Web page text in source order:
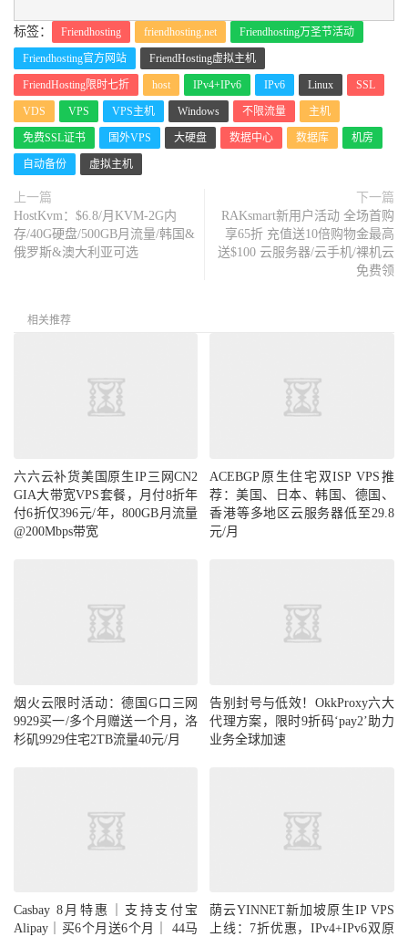
标签： Friendhosting friendhosting.net Friendhosting万圣节活动
Friendhosting官方网站 FriendHosting虚拟主机
FriendHosting限时七折 host IPv4+IPv6 IPv6 Linux SSL
VDS VPS VPS主机 Windows 不限流量 主机
免费SSL证书 国外VPS 大硬盘 数据中心 数据库 机房
自动备份 虚拟主机
上一篇
HostKvm：$6.8/月KVM-2G内
存/40G硬盘/500GB月流量/韩国&
俄罗斯&澳大利亚可选
下一篇
RAKsmart新用户活动 全场首购
享65折 充值送10倍购物金最高
送$100 云服务器/云手机/裸机云
免费领
相关推荐
六六云补货美国原生IP三网CN2
GIA大带宽VPS套餐，月付8折年
付6折仅396元/年，800GB月流量
@200Mbps带宽
ACEBGP原生住宅双ISP VPS推
荐：美国、日本、韩国、德国、
香港等多地区云服务器低至29.8
元/月
烟火云限时活动：德国G口三网
9929买一/多个月赠送一个月，洛
杉矶9929住宅2TB流量40元/月
告别封号与低效！OkkProxy六大
代理方案，限时9折码‘pay2’助力
业务全球加速
Casbay 8月特惠｜支持支付宝
Alipay｜买6个月送6个月｜ 44马
荫云YINNET新加坡原生IP VPS
上线：7折优惠，IPv4+IPv6双原